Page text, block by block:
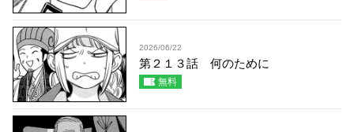
2026/06/22
第２１３話 何のために
無料